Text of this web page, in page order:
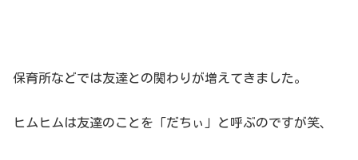
保育所などでは友達との関わりが増えてきました。
ヒムヒムは友達のことを「だちぃ」と呼ぶのですが笑、